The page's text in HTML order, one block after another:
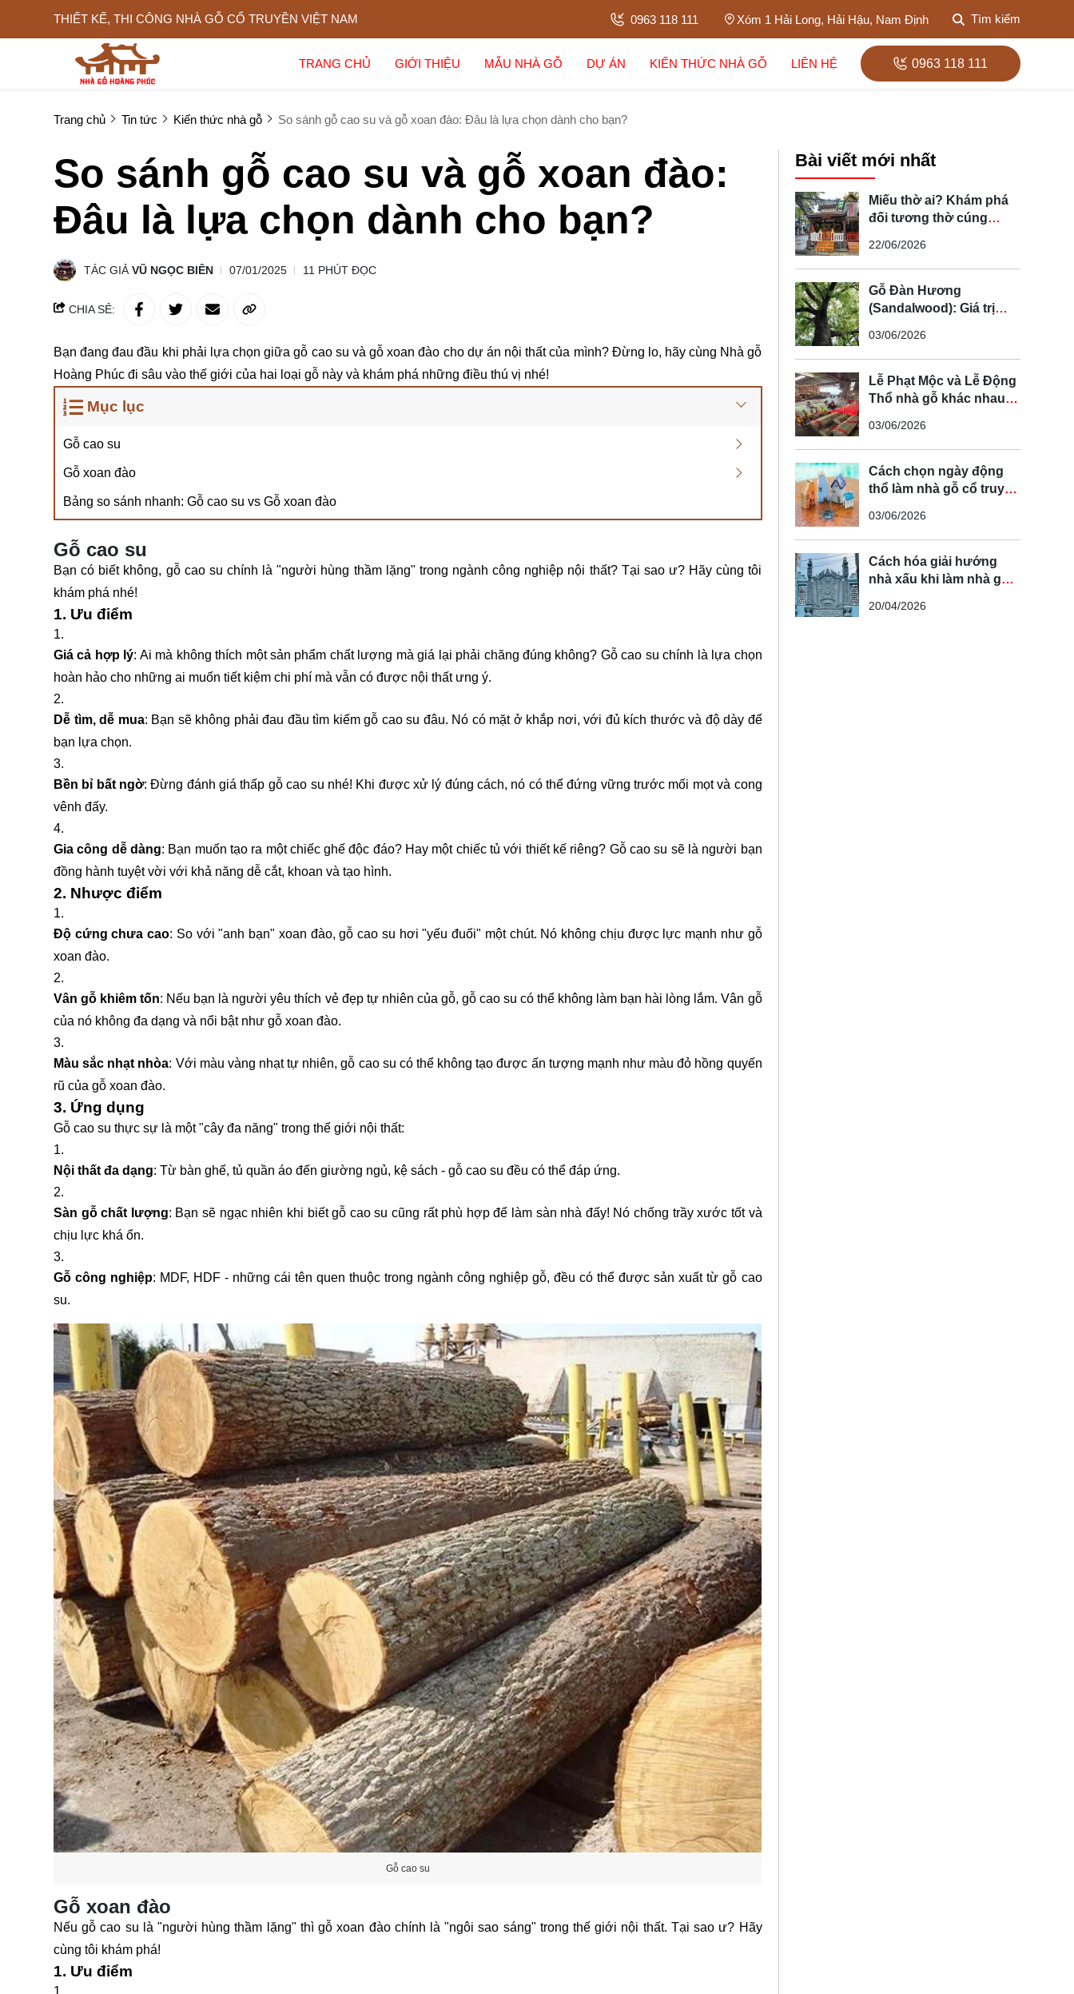
THIẾT KẾ, THI CÔNG NHÀ GỖ CỔ TRUYỀN VIỆT NAM 0963 118 111 Xóm 1 Hải Long, Hải Hậu, Nam Định Tìm kiếm
TRANG CHỦ GIỚI THIỆU MẪU NHÀ GỖ DỰ ÁN KIẾN THỨC NHÀ GỖ LIÊN HỆ 0963 118 111
Trang chủ Tin tức Kiến thức nhà gỗ So sánh gỗ cao su và gỗ xoan đào: Đâu là lựa chọn dành cho bạn?
So sánh gỗ cao su và gỗ xoan đào:
Đâu là lựa chọn dành cho bạn?
TÁC GIẢVŨ NGỌC BIÊN 07/01/2025 11 PHÚT ĐỌC
CHIA SẺ:
Bạn đang đau đầu khi phải lựa chọn giữa gỗ cao su và gỗ xoan đào cho dự án nội thất của mình? Đừng lo, hãy cùng Nhà gỗ
Hoàng Phúc đi sâu vào thế giới của hai loại gỗ này và khám phá những điều thú vị nhé!
Mục lục
Gỗ cao su
Gỗ xoan đào
Bảng so sánh nhanh: Gỗ cao su vs Gỗ xoan đào
Gỗ cao su
Bạn có biết không, gỗ cao su chính là "người hùng thầm lặng" trong ngành công nghiệp nội thất? Tại sao ư? Hãy cùng tôi
khám phá nhé!
1. Ưu điểm
Giá cả hợp lý: Ai mà không thích một sản phẩm chất lượng mà giá lại phải chăng đúng không? Gỗ cao su chính là lựa chọn
hoàn hảo cho những ai muốn tiết kiệm chi phí mà vẫn có được nội thất ưng ý.
Dễ tìm, dễ mua: Bạn sẽ không phải đau đầu tìm kiếm gỗ cao su đâu. Nó có mặt ở khắp nơi, với đủ kích thước và độ dày để
bạn lựa chọn.
Bền bỉ bất ngờ: Đừng đánh giá thấp gỗ cao su nhé! Khi được xử lý đúng cách, nó có thể đứng vững trước mối mọt và cong
vênh đấy.
Gia công dễ dàng: Bạn muốn tạo ra một chiếc ghế độc đáo? Hay một chiếc tủ với thiết kế riêng? Gỗ cao su sẽ là người bạn
đồng hành tuyệt vời với khả năng dễ cắt, khoan và tạo hình.
2. Nhược điểm
Độ cứng chưa cao: So với "anh bạn" xoan đào, gỗ cao su hơi "yếu đuối" một chút. Nó không chịu được lực mạnh như gỗ
xoan đào.
Vân gỗ khiêm tốn: Nếu bạn là người yêu thích vẻ đẹp tự nhiên của gỗ, gỗ cao su có thể không làm bạn hài lòng lắm. Vân gỗ
của nó không đa dạng và nổi bật như gỗ xoan đào.
Màu sắc nhạt nhòa: Với màu vàng nhạt tự nhiên, gỗ cao su có thể không tạo được ấn tượng mạnh như màu đỏ hồng quyến
rũ của gỗ xoan đào.
3. Ứng dụng
Gỗ cao su thực sự là một "cây đa năng" trong thế giới nội thất:
Nội thất đa dạng: Từ bàn ghế, tủ quần áo đến giường ngủ, kệ sách - gỗ cao su đều có thể đáp ứng.
Sàn gỗ chất lượng: Bạn sẽ ngạc nhiên khi biết gỗ cao su cũng rất phù hợp để làm sàn nhà đấy! Nó chống trầy xước tốt và
chịu lực khá ổn.
Gỗ công nghiệp: MDF, HDF - những cái tên quen thuộc trong ngành công nghiệp gỗ, đều có thể được sản xuất từ gỗ cao
su.
Gỗ cao su
Gỗ xoan đào
Nếu gỗ cao su là "người hùng thầm lặng" thì gỗ xoan đào chính là "ngôi sao sáng" trong thế giới nội thất. Tại sao ư? Hãy
cùng tôi khám phá!
1. Ưu điểm
Bài viết mới nhất
Miếu thờ ai? Khám phá
đối tương thờ cúng
gian Việt Nam
22/06/2026
Gỗ Đàn Hương
(Sandalwood): Giá trị
và cẩm nang phân biệt
chi tiết
03/06/2026
Lễ Phạt Mộc và Lễ Động
Thổ nhà gỗ khác nhau
chuẩn tâm linh Bắc Bộ
03/06/2026
Cách chọn ngày động
thổ làm nhà gỗ cổ truyền
03/06/2026
Cách hóa giải hướng
nhà xấu khi làm nhà gỗ
chủ đại cát
20/04/2026